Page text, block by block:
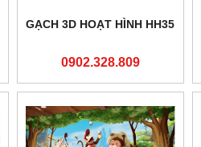
GẠCH 3D HOẠT HÌNH HH35
0902.328.809